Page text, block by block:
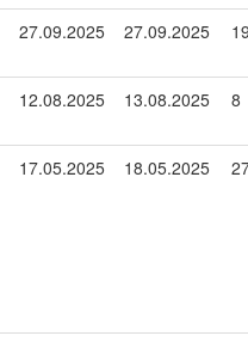
27.09.2025 27.09.2025
12.08.2025 13.08.2025 8
17.05.2025 18.05.2025